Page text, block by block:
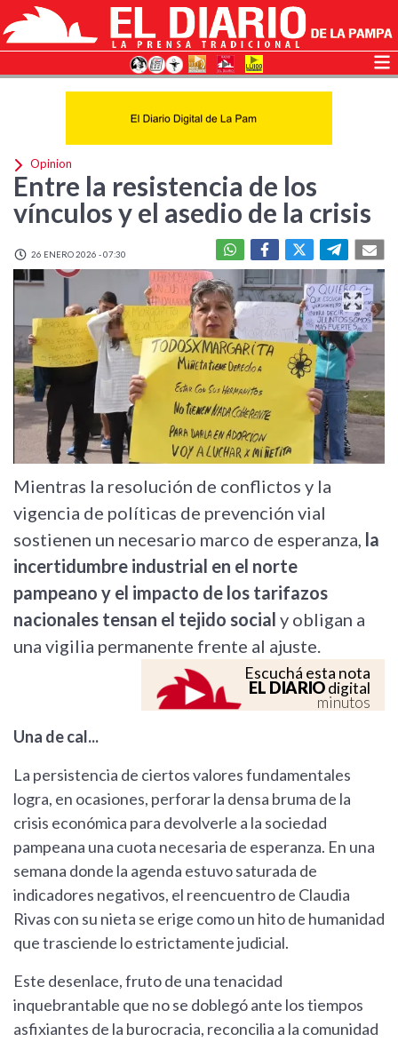
Opinion
Entre la resistencia de los
vínculos y el asedio de la crisis
26 ENERO 2026 - 07:30
Mientras la resolución de conflictos y la
vigencia de políticas de prevención vial
sostienen un necesario marco de esperanza, la
incertidumbre industrial en el norte
pampeano y el impacto de los tarifazos
nacionales tensan el tejido social y obligan a
una vigilia permanente frente al ajuste.
Escuchá esta nota
EL DIARIOdigital
minutos
Una de cal...
La persistencia de ciertos valores fundamentales
logra, en ocasiones, perforar la densa bruma de la
crisis económica para devolverle a la sociedad
pampeana una cuota necesaria de esperanza. En una
semana donde la agenda estuvo saturada de
indicadores negativos, el reencuentro de Claudia
Rivas con su nieta se erige como un hito de humanidad
que trasciende lo estrictamente judicial.
Este desenlace, fruto de una tenacidad
inquebrantable que no se doblegó ante los tiempos
asfixiantes de la burocracia, reconcilia a la comunidad